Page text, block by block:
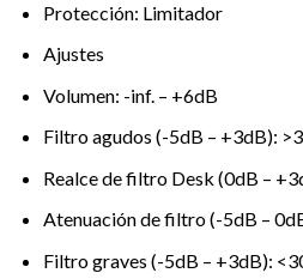
Protección: Limitador
Ajustes
Volumen: -inf. – +6dB
Filtro agudos (-5dB – +3dB):
Realce de filtro Desk (0dB –
Atenuación de filtro (-5dB –
Filtro graves (-5dB – +3dB):